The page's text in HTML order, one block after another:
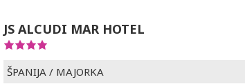
JS ALCUDI MAR HOTEL
ŠPANIJA / MAJORKA